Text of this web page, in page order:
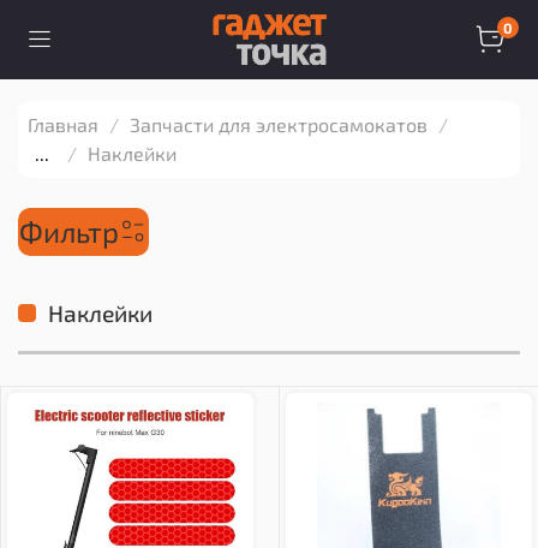
0
Главная
Запчасти для электросамокатов
...
Наклейки
Наклейки
Фильтрㅤ